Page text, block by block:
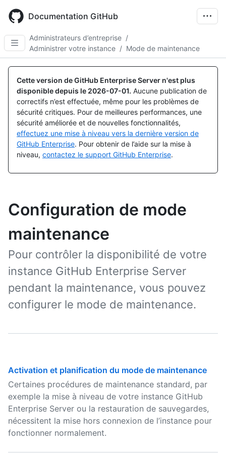
main
content
Documentation GitHub
Administrateurs d’entreprise /
Administrer votre instance / Mode de maintenance
Cette version de GitHub Enterprise Server n'est plus
disponible depuis le 2026-07-01. Aucune publication de
correctifs n’est effectuée, même pour les problèmes de
sécurité critiques. Pour de meilleures performances, une
sécurité améliorée et de nouvelles fonctionnalités,
effectuez une mise à niveau vers la dernière version de
GitHub Enterprise. Pour obtenir de l’aide sur la mise à
niveau, contactez le support GitHub Enterprise.
Configuration de mode
maintenance
Pour contrôler la disponibilité de votre
instance GitHub Enterprise Server
pendant la maintenance, vous pouvez
configurer le mode de maintenance.
Activation et planification du mode de maintenance
Certaines procédures de maintenance standard, par
exemple la mise à niveau de votre instance GitHub
Enterprise Server ou la restauration de sauvegardes,
nécessitent la mise hors connexion de l’instance pour
fonctionner normalement.